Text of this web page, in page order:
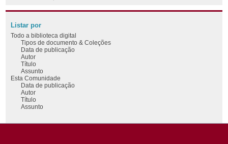
Listar por
Todo a biblioteca digital
Tipos de documento & Coleções
Data de publicação
Autor
Título
Assunto
Esta Comunidade
Data de publicação
Autor
Título
Assunto